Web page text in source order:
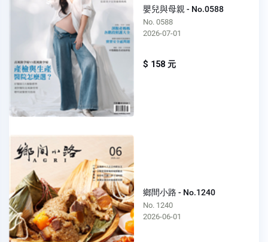
嬰兒與母親 - No.0588
No. 0588
2026-07-01
$ 158 元
鄉間小路 - No.1240
No. 1240
2026-06-01